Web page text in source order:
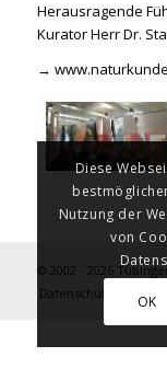
Herausragende
Kurator Herr Dr.
→
© 2002 - 2026
Datenschutzerklärung
Diese
Nutzung der
von
OK